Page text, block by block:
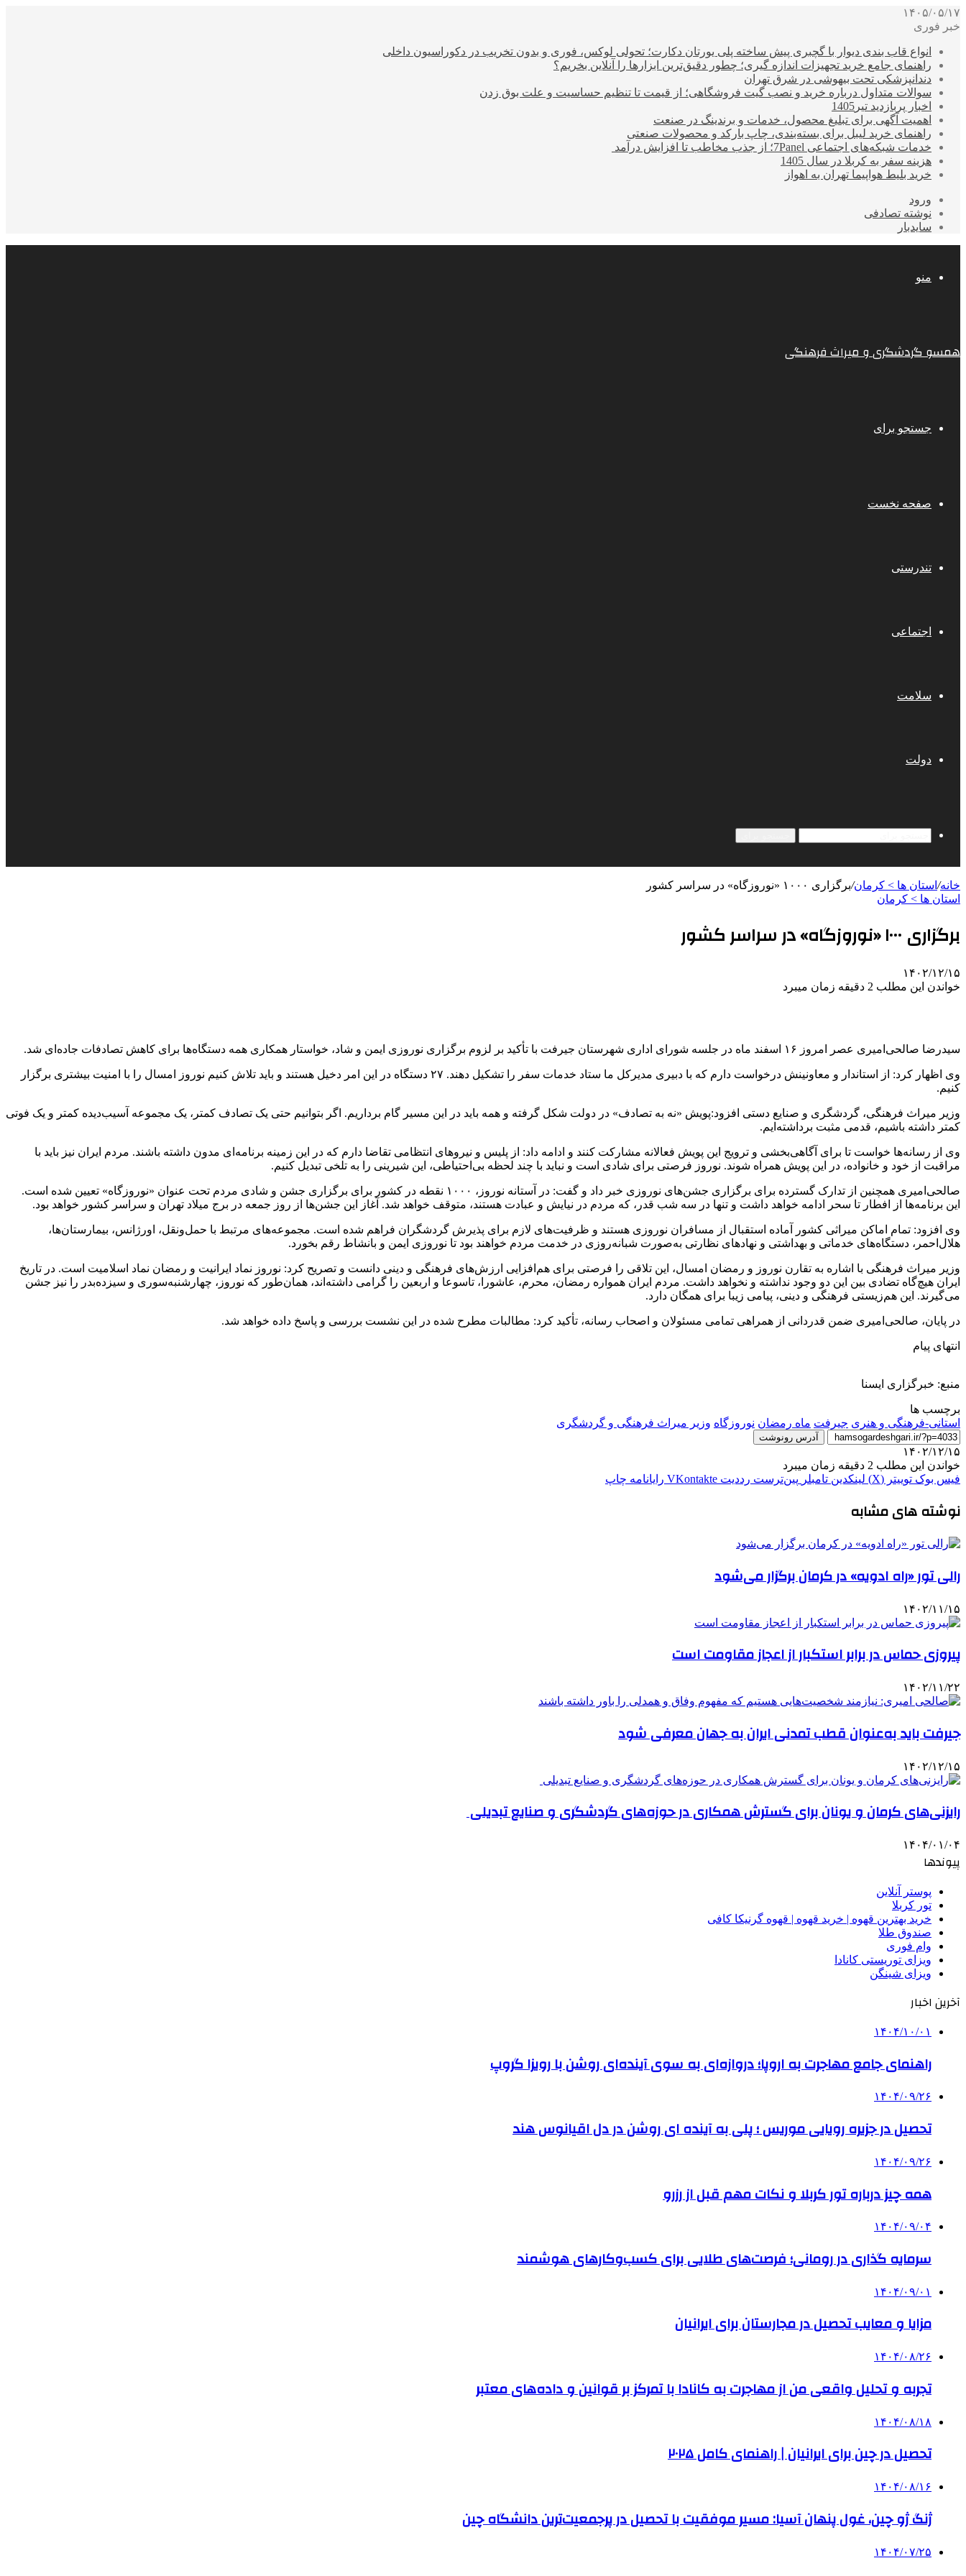
۱۴۰۵/۰۵/۱۷
خبر فوری
انواع قاب بندی دیوار با گچبری پیش ساخته پلی یورتان دکارت؛ تحولی لوکس، فوری و بدون تخریب در دکوراسیون داخلی
راهنمای جامع خرید تجهیزات اندازه گیری؛ چطور دقیق‌ترین ابزارها را آنلاین بخریم؟
دندانپزشکی تحت بیهوشی در شرق تهران
سوالات متداول درباره خرید و نصب گیت فروشگاهی؛ از قیمت تا تنظیم حساسیت و علت بوق زدن
اخبار پربازدید تیر1405
اهمیت آگهی برای تبلیغ محصول، خدمات و برندینگ در صنعت
راهنمای خرید لیبل برای بسته‌بندی، چاپ بارکد و محصولات صنعتی
خدمات شبکه‌های اجتماعی 7Panel؛ از جذب مخاطب تا افزایش درآمد
هزینه سفر به کربلا در سال 1405
خرید بلیط هواپیما تهران به اهواز
ورود
نوشته تصادفی
سایدبار
منو
همسو گردشگری و میراث فرهنگی
جستجو برای
صفحه نخست
تندرستی
اجتماعی
سلامت
دولت
خانه/ استان ها > کرمان/برگزاری ۱۰۰۰ «نوروزگاه» در سراسر کشور
استان ها > کرمان
برگزاری ۱۰۰۰ «نوروزگاه» در سراسر کشور
۱۴۰۲/۱۲/۱۵
خواندن این مطلب 2 دقیقه زمان میبرد
سیدرضا صالحی‌امیری عصر امروز ۱۶ اسفند ماه در جلسه شورای اداری شهرستان جیرفت با تأکید بر لزوم برگزاری نوروزی ایمن و شاد، خواستار همکاری همه دستگاه‌ها برای کاهش تصادفات جاده‌ای شد.
وی اظهار کرد: از استاندار و معاونینش درخواست دارم که با دبیری مدیرکل ما ستاد خدمات سفر را تشکیل دهند. ۲۷ دستگاه در این امر دخیل هستند و باید تلاش کنیم نوروز امسال را با امنیت بیشتری برگزار
کنیم.
وزیر میراث‌ فرهنگی، گردشگری و صنایع‌ دستی افزود:پویش «نه به تصادف» در دولت شکل گرفته و همه باید در این مسیر گام برداریم. اگر بتوانیم حتی یک تصادف کمتر، یک مجموعه آسیب‌دیده کمتر و یک فوتی
کمتر داشته باشیم، قدمی مثبت برداشته‌ایم.
وی از رسانه‌ها خواست تا برای آگاهی‌بخشی و ترویج این پویش فعالانه مشارکت کنند و ادامه داد: از پلیس و نیروهای انتظامی تقاضا دارم که در این زمینه برنامه‌ای مدون داشته باشند. مردم ایران نیز باید با
مراقبت از خود و خانواده، در این پویش همراه شوند. نوروز فرصتی برای شادی است و نباید با چند لحظه بی‌احتیاطی، این شیرینی را به تلخی تبدیل کنیم.
صالحی‌امیری همچنین از تدارک گسترده برای برگزاری جشن‌های نوروزی خبر داد و گفت: در آستانه نوروز، ۱۰۰۰ نقطه در کشور برای برگزاری جشن و شادی مردم تحت عنوان «نوروزگاه» تعیین شده است.
این برنامه‌ها از افطار تا سحر ادامه خواهد داشت و تنها در سه شب قدر، که مردم در نیایش و عبادت هستند، متوقف خواهد شد. آغاز این جشن‌ها از روز جمعه در برج میلاد تهران و سراسر کشور خواهد بود.
وی افزود: تمام اماکن میراثی کشور آماده استقبال از مسافران نوروزی هستند و ظرفیت‌های لازم برای پذیرش گردشگران فراهم شده است. مجموعه‌های مرتبط با حمل‌ونقل، اورژانس، بیمارستان‌ها،
هلال‌احمر، دستگاه‌های خدماتی و بهداشتی و نهادهای نظارتی به‌صورت شبانه‌روزی در خدمت مردم خواهند بود تا نوروزی ایمن و بانشاط رقم بخورد.
وزیر میراث فرهنگی با اشاره به تقارن نوروز و رمضان امسال، این تلاقی را فرصتی برای هم‌افزایی ارزش‌های فرهنگی و دینی دانست و تصریح کرد: نوروز نماد ایرانیت و رمضان نماد اسلامیت است. در تاریخ
ایران هیچ‌گاه تضادی بین این دو وجود نداشته و نخواهد داشت. مردم ایران همواره رمضان، محرم، عاشورا، تاسوعا و اربعین را گرامی داشته‌اند، همان‌طور که نوروز، چهارشنبه‌سوری و سیزده‌بدر را نیز جشن
می‌گیرند. این هم‌زیستی فرهنگی و دینی، پیامی زیبا برای همگان دارد.
در پایان، صالحی‌امیری ضمن قدردانی از همراهی تمامی مسئولان و اصحاب رسانه، تأکید کرد: مطالبات مطرح‌ شده در این نشست بررسی و پاسخ داده خواهد شد.
انتهای پیام
منبع: خبرگزاری ایسنا
برچسب ها
استانی-فرهنگی و هنری جیرفت ماه رمضان نوروزگاه وزیر میراث فرهنگی و گردشگری
آدرس رونوشت
۱۴۰۲/۱۲/۱۵
خواندن این مطلب 2 دقیقه زمان میبرد
فیس بوک توییتر (X) لینکدین ‫تامبلر ‫پین‌ترست ‫رددیت ‫VKontakte رایانامه چاپ
نوشته های مشابه
رالی تور «راه ادویه» در کرمان برگزار می‌شود
۱۴۰۲/۱۱/۱۵
پیروزی حماس در برابر استکبار از اعجاز مقاومت است
۱۴۰۲/۱۱/۲۲
جیرفت باید به‌عنوان قطب تمدنی ایران به جهان معرفی شود
۱۴۰۲/۱۲/۱۵
رایزنی‌های کرمان و یونان برای گسترش همکاری در حوزه‌های گردشگری و صنایع تبدیلی
۱۴۰۴/۰۱/۰۴
پیوندها
پوستر آنلاین
تور کربلا
خرید بهترین قهوه | خرید قهوه | قهوه گرنیکا کافی
صندوق طلا
وام فوری
ویزای توریستی کانادا
ویزای شینگن
آخرین اخبار
۱۴۰۴/۱۰/۰۱
راهنمای جامع مهاجرت به اروپا؛ دروازه‌ای به سوی آینده‌ای روشن با رویزا گروپ
۱۴۰۴/۰۹/۲۶
تحصیل در جزیره رویایی موریس ؛ پلی به آینده ‌ای روشن در دل اقیانوس ‌هند
۱۴۰۴/۰۹/۲۶
همه چیز درباره تور کربلا و نکات مهم قبل از رزرو
۱۴۰۴/۰۹/۰۴
سرمایه گذاری در رومانی؛ فرصت‌های طلایی برای کسب‌وکارهای هوشمند
۱۴۰۴/۰۹/۰۱
مزایا و معایب تحصیل در مجارستان برای ایرانیان
۱۴۰۴/۰۸/۲۶
تجربه و تحلیل واقعی من از مهاجرت به کانادا با تمرکز بر قوانین و داده‌های معتبر
۱۴۰۴/۰۸/۱۸
تحصیل در چین برای ایرانیان | راهنمای کامل ۲۰۲۵
۱۴۰۴/۰۸/۱۶
ژنگ ژو چین، غول پنهان آسیا: مسیر موفقیت با تحصیل در پرجمعیت‌ترین دانشگاه چین
۱۴۰۴/۰۷/۲۵